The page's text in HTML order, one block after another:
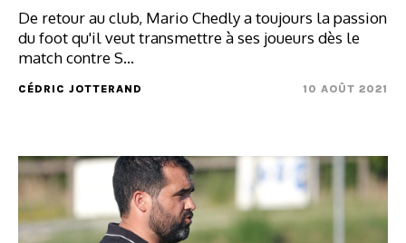
De retour au club, Mario Chedly a toujours la passion
du foot qu'il veut transmettre à ses joueurs dès le
match contre S...
CÉDRIC JOTTERAND 10 AOÛT 2021